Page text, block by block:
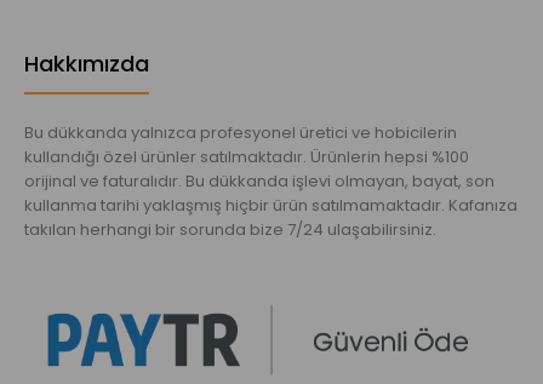
Hakkımızda
Bu dükkanda yalnızca profesyonel üretici ve hobicilerin
kullandığı özel ürünler satılmaktadır. Ürünlerin hepsi %100
orijinal ve faturalıdır. Bu dükkanda işlevi olmayan, bayat, son
kullanma tarihi yaklaşmış hiçbir ürün satılmamaktadır. Kafanıza
takılan herhangi bir sorunda bize 7/24 ulaşabilirsiniz.